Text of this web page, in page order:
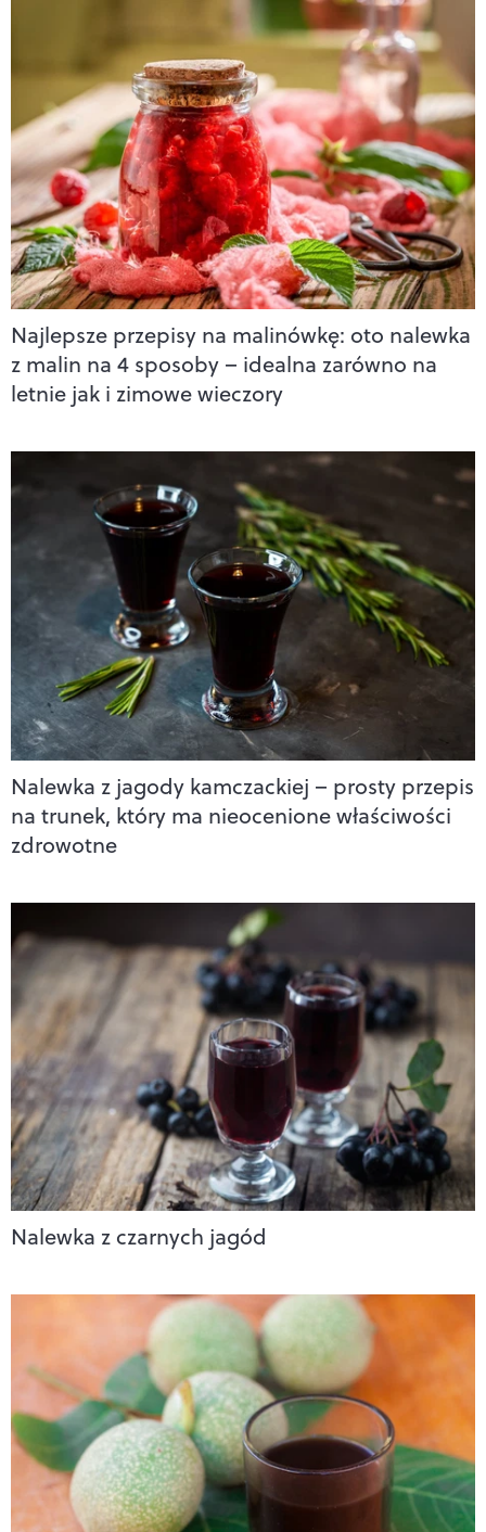
Najlepsze przepisy na malinówkę: oto nalewka
z malin na 4 sposoby – idealna zarówno na
letnie jak i zimowe wieczory
Nalewka z jagody kamczackiej – prosty przepis
na trunek, który ma nieocenione właściwości
zdrowotne
Nalewka z czarnych jagód